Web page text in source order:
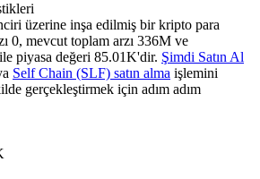
kullanan vadeli işlemler
üzerine inşa edilmiş bir kripto para
0, mevcut toplam arzı 336M ve
piyasa değeri 85.01K'dir. Şimdi Satın Al
Self Chain (SLF) satın alma işlemini
gerçekleştirmek için adım adım